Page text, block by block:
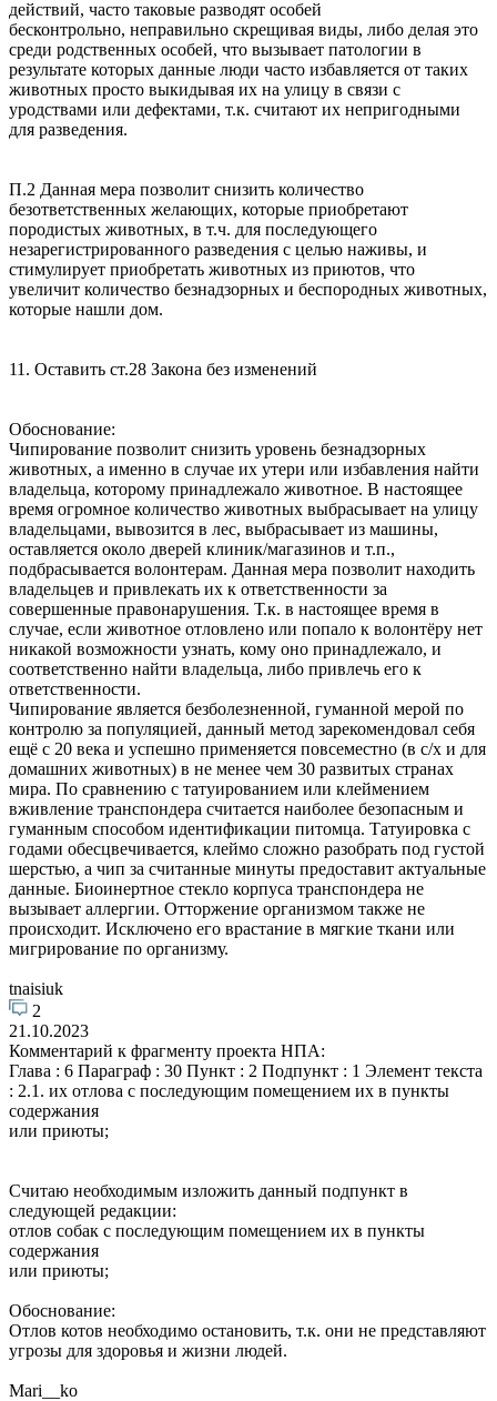
действий, часто таковые разводят особей
бесконтрольно, неправильно скрещивая виды, либо делая это
среди родственных особей, что вызывает патологии в
результате которых данные люди часто избавляется от таких
животных просто выкидывая их на улицу в связи с
уродствами или дефектами, т.к. считают их непригодными
для разведения.
П.2 Данная мера позволит снизить количество
безответственных желающих, которые приобретают
породистых животных, в т.ч. для последующего
незарегистрированного разведения с целью наживы, и
стимулирует приобретать животных из приютов, что
увеличит количество безнадзорных и беспородных животных,
которые нашли дом.
11. Оставить ст.28 Закона без изменений
Обоснование:
Чипирование позволит снизить уровень безнадзорных
животных, а именно в случае их утери или избавления найти
владельца, которому принадлежало животное. В настоящее
время огромное количество животных выбрасывает на улицу
владельцами, вывозится в лес, выбрасывает из машины,
оставляется около дверей клиник/магазинов и т.п.,
подбрасывается волонтерам. Данная мера позволит находить
владельцев и привлекать их к ответственности за
совершенные правонарушения. Т.к. в настоящее время в
случае, если животное отловлено или попало к волонтёру нет
никакой возможности узнать, кому оно принадлежало, и
соответственно найти владельца, либо привлечь его к
ответственности.
Чипирование является безболезненной, гуманной мерой по
контролю за популяцией, данный метод зарекомендовал себя
ещё с 20 века и успешно применяется повсеместно (в с/х и для
домашних животных) в не менее чем 30 развитых странах
мира. По сравнению с татуированием или клеймением
вживление транспондера считается наиболее безопасным и
гуманным способом идентификации питомца. Татуировка с
годами обесцвечивается, клеймо сложно разобрать под густой
шерстью, а чип за считанные минуты предоставит актуальные
данные. Биоинертное стекло корпуса транспондера не
вызывает аллергии. Отторжение организмом также не
происходит. Исключено его врастание в мягкие ткани или
мигрирование по организму.
tnaisiuk
2
21.10.2023
Комментарий к фрагменту проекта НПА:
Глава : 6 Параграф : 30 Пункт : 2 Подпункт : 1 Элемент текста
: 2.1. их отлова с последующим помещением их в пункты
содержания
или приюты;
Считаю необходимым изложить данный подпункт в
следующей редакции:
отлов собак с последующим помещением их в пункты
содержания
или приюты;
Обоснование:
Отлов котов необходимо остановить, т.к. они не представляют
угрозы для здоровья и жизни людей.
Mari__ko